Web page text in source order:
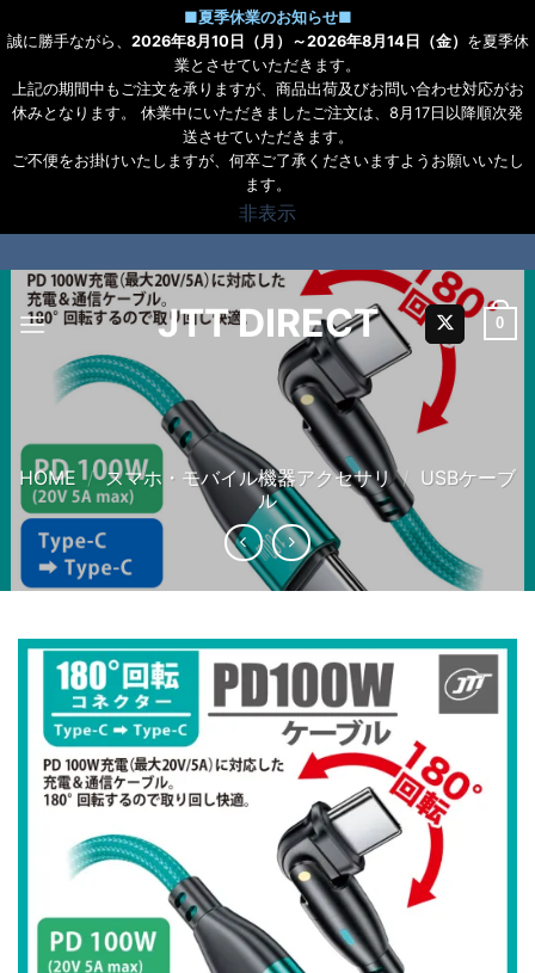
■夏季休業のお知らせ■
誠に勝手ながら、 2026年8月10日（月）～2026年8月14日（金） を夏季休
業とさせていただきます。
上記の期間中もご注文を承りますが、商品出荷及びお問い合わせ対応がお
休みとなります。 休業中にいただきましたご注文は、8月17日以降順次発
送させていただきます。
ご不便をお掛けいたしますが、何卒ご了承くださいますようお願いいたし
ます。
非表示
to
content
JTT DIRECT 0
HOME / スマホ・モバイル機器アクセサリ / USBケーブ
ル